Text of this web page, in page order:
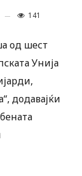
141
од шест
Унија
додавајќи